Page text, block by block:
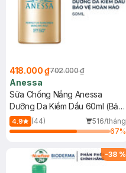
418.000 ₫702.000 ₫
Anessa
Sữa Chống Nắng Anessa
Dưỡng Da Kiềm Dầu 60ml (Bản
Mới)
4.9 (44)
516/tháng
67%
-38 %